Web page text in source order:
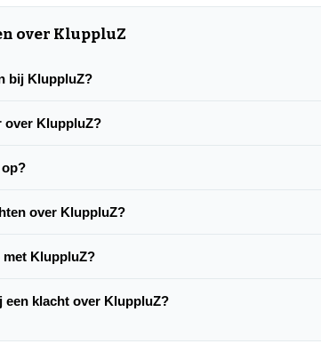
over KluppluZ
bij KluppluZ?
over KluppluZ?
over KluppluZ?
met KluppluZ?
een klacht over KluppluZ?